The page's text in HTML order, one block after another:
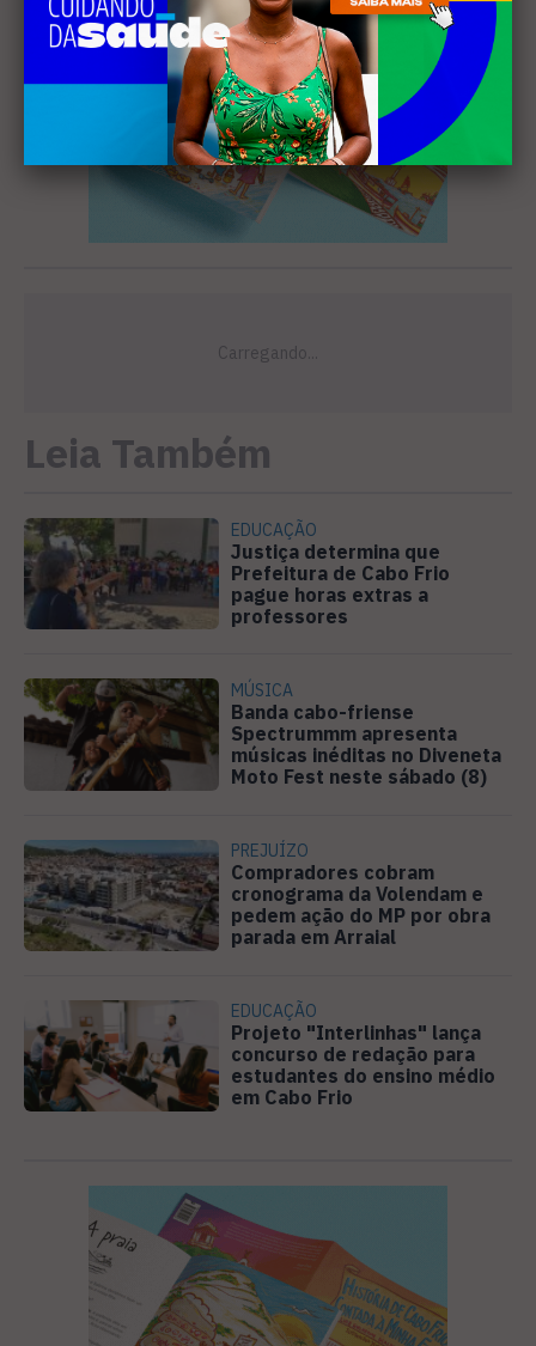
Leia Também
EDUCAÇÃO
Justiça determina que
Prefeitura de Cabo Frio
pague horas extras a
professores
MÚSICA
Banda cabo-friense
Spectrummm apresenta
músicas inéditas no Diveneta
Moto Fest neste sábado (8)
PREJUÍZO
Compradores cobram
cronograma da Volendam e
pedem ação do MP por obra
parada em Arraial
EDUCAÇÃO
Projeto "Interlinhas" lança
concurso de redação para
estudantes do ensino médio
em Cabo Frio